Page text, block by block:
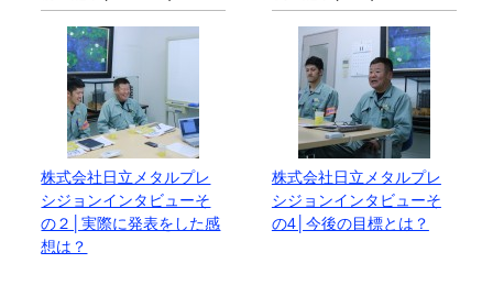
株式会社日立メタルプレ
シジョンインタビューそ
の２│実際に発表をした感
想は？
株式会社日立メタルプレ
シジョンインタビューそ
の4│今後の目標とは？